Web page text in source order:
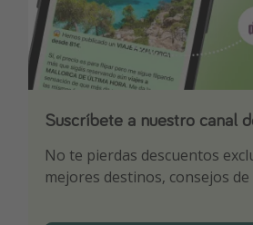
Suscríbete a nuestro canal
No te pierdas descuentos
mejores destinos, consejos de
Descarga nuestra app
Sé el primero en reservar
¡Suscríbete a nuestro canal
¡Recibe las mejores ofertas
ti por nuestros expertos en